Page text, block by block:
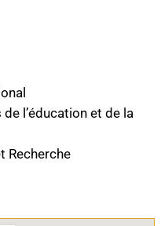
l’éducation et de la
Recherche